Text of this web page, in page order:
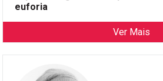
euforia
Ver Mais